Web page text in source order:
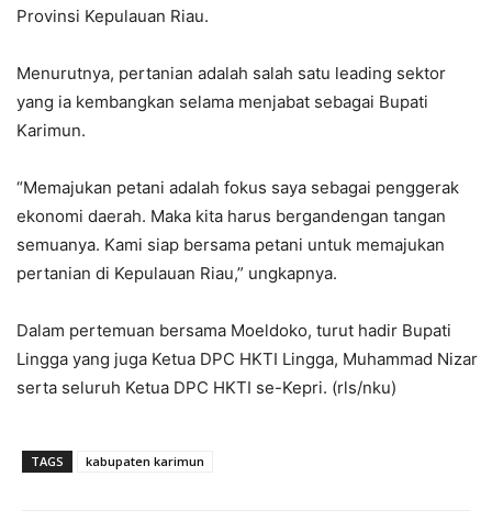
Provinsi Kepulauan Riau.
Menurutnya, pertanian adalah salah satu leading sektor
yang ia kembangkan selama menjabat sebagai Bupati
Karimun.
“Memajukan petani adalah fokus saya sebagai penggerak
ekonomi daerah. Maka kita harus bergandengan tangan
semuanya. Kami siap bersama petani untuk memajukan
pertanian di Kepulauan Riau,” ungkapnya.
Dalam pertemuan bersama Moeldoko, turut hadir Bupati
Lingga yang juga Ketua DPC HKTI Lingga, Muhammad Nizar
serta seluruh Ketua DPC HKTI se-Kepri. (rls/nku)
TAGS kabupaten karimun